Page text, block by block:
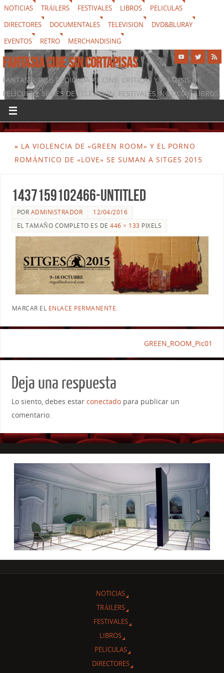
NOTICIAS TRÁILERS FESTIVALES LIBROS
PELICULAS
DIRECTORES
DOCUMENTALES TELEVISION
DVD&BLURAY
EVENTOS
RETRO MERCHANDISING
FANTASIA CINE SIN CORTAPISAS
FANTASIA, WEB DEDICADA AL CINE, CRÍTICAS Y ANÁLISIS DE
PELÍCULAS, SERIES DE TELEVISIÓN, FESTIVALES, NOTICIAS, LIBROS,
DVD & BLURAY, MERCHANDISING Y TODO LO QUE RODEA AL
SÉPTIMO ARTE
« LA VIOLENCIA DE «GREEN ROOM» Y EL PORNO
ROMÁNTICO DE «LOVE» SE SUMAN A SITGES 2015
1437159102466-untitled
POR ADMINISTRADOR
12/04/2016
EL TAMAÑO COMPLETO ES DE446 × 133 PIXELS
MARCAR EL ENLACE PERMANENTE.
GREEN_ROOM_Pic01
Deja una respuesta
Lo siento, debes estar conectadopara publicar un
comentario.
NOTICIAS
TRÁILERS
FESTIVALES
LIBROS
PELICULAS
DIRECTORES